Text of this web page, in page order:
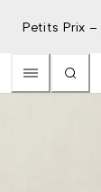
Petits Prix –